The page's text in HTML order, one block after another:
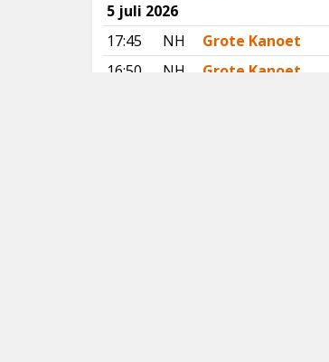
5 juli 2026
17:45
NH
Grote Kanoet
16:50
NH
Grote Kanoet